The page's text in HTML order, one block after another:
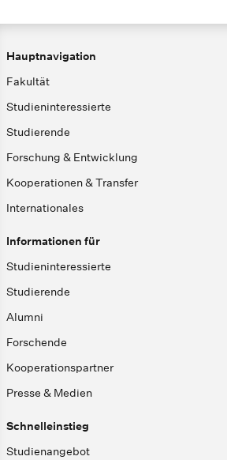
Hauptnavigation
Fakultät
Studieninteressierte
Studierende
Forschung & Entwicklung
Kooperationen & Transfer
Internationales
Informationen für
Studieninteressierte
Studierende
Alumni
Forschende
Kooperationspartner
Presse & Medien
Schnelleinstieg
Studienangebot